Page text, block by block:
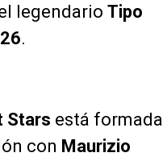
legendario Tipo
.
Stars está formada
con Maurizio